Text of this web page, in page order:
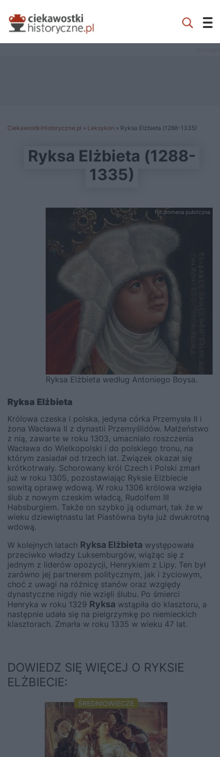
CiekawostkiHistoryczne.pl » Leksykon » Ryksa Elżbieta (1288-1335)
Ryksa Elżbieta (1288-
1335)
fot.domena publiczna
Ryksa Elżbieta według Antoniego Boysa.
Ryksa Elżbieta
Królowa czeska i polska, jedyna córka Przemysła II i
żona Wacława II z dynastii Przemyślidów. Małżeństwo
z nią, zawarte w roku 1303, umacniało roszczenia
Wacława do Wielkopolski i do polskiego tronu, na
którym zasiadał od trzech lat. Związek okazał się
krótkotrwały. Schorowany król Czech i Polski zmarł
już w roku 1305, pozostawiając Ryksie Elżbiecie
sowitą oprawę wdową. W roku 1306 królowa wzięła
ślub z nowym czeskim władcą, Rudolfem III
Habsburgiem. Także on szybko ją odumarł, tak że w
wieku dziewiętnastu lat Piastówna była już dwukrotną
wdową.
W kolejnych latach Ryksa Elżbieta występowała
przeciwko władzy Luksemburgów, wiążąc się z
jednym z liderów opozycji, Henrykiem z Lipy. Ten był
zarówno jej partnerem politycznym, jak i życiowym,
choć z uwagi na różnicę stanów oraz względy
dynastyczne nigdy nie wzięli ślubu. Po śmierci
Henryka w roku 1329 Ryksa wstąpiła do klasztoru, a
następnie udała się na pielgrzymkę po niemieckich
klasztorach. Zmarła w roku 1335 w wieku 47 lat.
DOWIEDZ SIĘ WIĘCEJ O RYKSIE
ELŻBIECIE:
ŚREDNIOWIECZE